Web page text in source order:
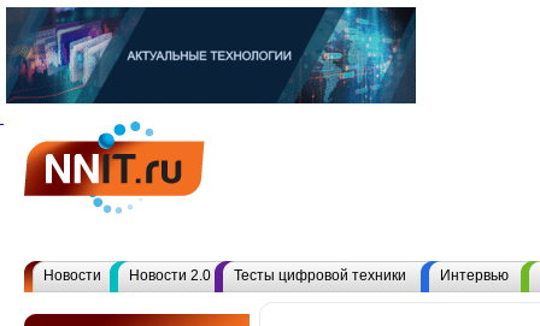
Новости Новости 2.0 Тесты цифровой техники Интервью